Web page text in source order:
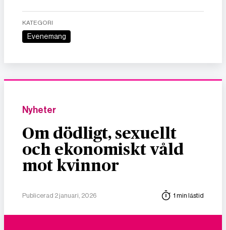
KATEGORI
Evenemang
Nyheter
Om dödligt, sexuellt
och ekonomiskt våld
mot kvinnor
Publicerad 2 januari, 2026 1 min lästid